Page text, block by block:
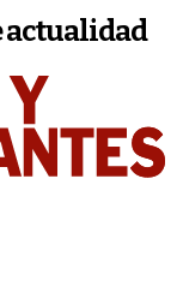
actualidad